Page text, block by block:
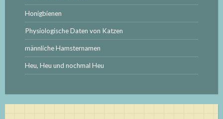
Honigbienen
Physiologische Daten von Katzen
männliche Hamsternamen
Heu, Heu und nochmal Heu